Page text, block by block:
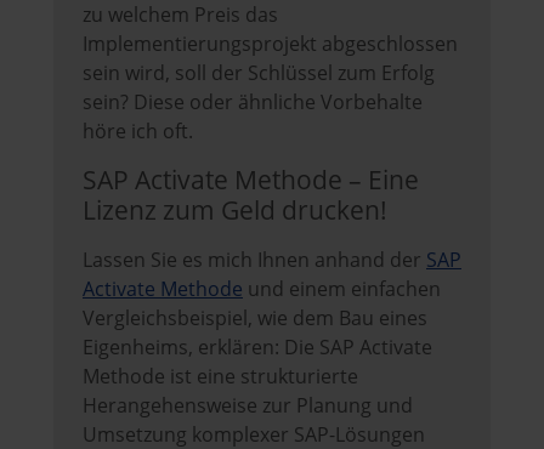
zu welchem Preis das
Implementierungsprojekt abgeschlossen
sein wird, soll der Schlüssel zum Erfolg
sein? Diese oder ähnliche Vorbehalte
höre ich oft.
SAP Activate Methode – Eine
Lizenz zum Geld drucken!
Lassen Sie es mich Ihnen anhand der SAP
Activate Methode und einem einfachen
Vergleichsbeispiel, wie dem Bau eines
Eigenheims, erklären: Die SAP Activate
Methode ist eine strukturierte
Herangehensweise zur Planung und
Umsetzung komplexer SAP-Lösungen